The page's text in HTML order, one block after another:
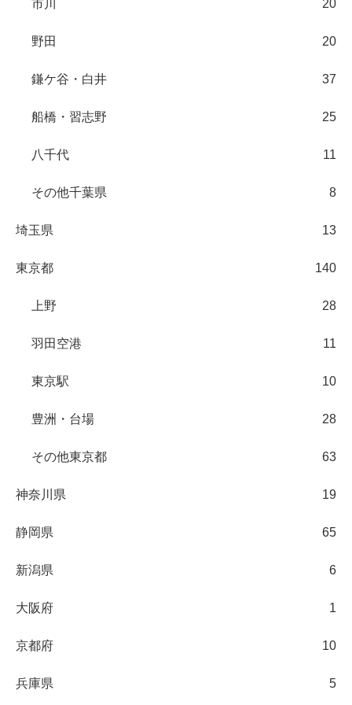
市川 20
野田 20
鎌ケ谷・白井 37
船橋・習志野 25
八千代 11
その他千葉県 8
埼玉県 13
東京都 140
上野 28
羽田空港 11
東京駅 10
豊洲・台場 28
その他東京都 63
神奈川県 19
静岡県 65
新潟県 6
大阪府 1
京都府 10
兵庫県 5